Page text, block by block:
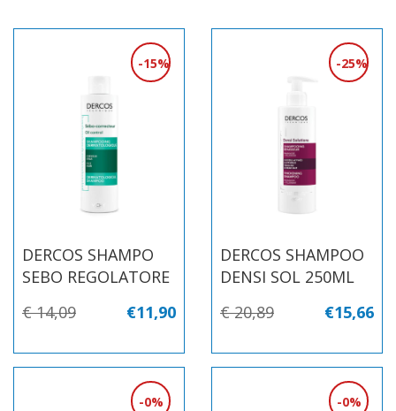
DERCOS SHAMPO
SEBO REGOLATORE
15%
€ 14,09 €11,90
DERCOS SHAMPOO
DENSI SOL 250ML
25%
€ 20,89 €15,66
0% 0%